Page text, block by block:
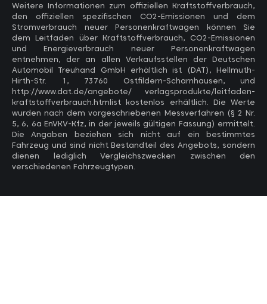
Weitere Informationen zum offiziellen Kraftstoffverbrauch,
den offiziellen spezifischen CO2-Emissionen und dem
Stromverbrauch neuer Personenkraftwagen können Sie
dem Leitfaden über Kraftstoffverbrauch, CO2-Emissionen
und Energieverbrauch neuer Personenkraftwagen
entnehmen, der an allen Verkaufsstellen der Deutschen
Automobil Treuhand GmbH erhältlich ist (DAT), Hellmuth-
Hirth-Str. 1, 73760 Ostfildern-Scharnhausen, und
http://www.dat.de/angebote/ verlagsprodukte/leitfaden-
kraftstoffverbrauch.htmlist kostenlos erhältlich. Die Werte
wurden nach dem vorgeschriebenen Messverfahren (§ 2 Nr.
5, 6, 6a EnVKV-Kfz, in der jeweils gültigen Fassung) ermittelt.
Die Angaben beziehen sich nicht auf ein bestimmtes
Fahrzeug und sind nicht Bestandteil des Angebots, sondern
dienen lediglich Vergleichszwecken zwischen den
verschiedenen Fahrzeugtypen.